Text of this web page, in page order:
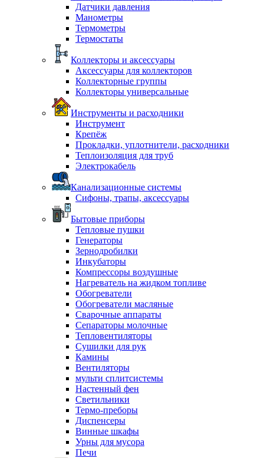
Датчики давления
Манометры
Термометры
Термостаты
Коллекторы и аксессуары
Аксессуары для коллекторов
Коллекторные группы
Коллекторы универсальные
Инструменты и расходники
Инструмент
Крепёж
Прокладки, уплотнители, расходники
Теплоизоляция для труб
Электрокабель
Канализационные системы
Сифоны, трапы, аксессуары
Бытовые приборы
Тепловые пушки
Генераторы
Зернодробилки
Инкубаторы
Компрессоры воздушные
Нагреватель на жидком топливе
Обогреватели
Обогреватели масляные
Сварочные аппараты
Сепараторы молочные
Тепловентиляторы
Сушилки для рук
Камины
Вентиляторы
мульти сплитсистемы
Настенный фен
Светильники
Термо-преборы
Диспенсеры
Винные шкафы
Урны для мусора
Печи